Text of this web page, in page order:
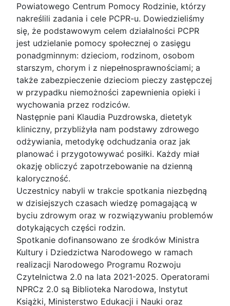
Powiatowego Centrum Pomocy Rodzinie, którzy
nakreślili zadania i cele PCPR-u. Dowiedzieliśmy
się, że podstawowym celem działalności PCPR
jest udzielanie pomocy społecznej o zasięgu
ponadgminnym: dzieciom, rodzinom, osobom
starszym, chorym i z niepełnosprawnościami; a
także zabezpieczenie dzieciom pieczy zastępczej
w przypadku niemożności zapewnienia opieki i
wychowania przez rodziców.
Następnie pani Klaudia Puzdrowska, dietetyk
kliniczny, przybliżyła nam podstawy zdrowego
odżywiania, metodykę odchudzania oraz jak
planować i przygotowywać posiłki. Każdy miał
okazję obliczyć zapotrzebowanie na dzienną
kaloryczność.
Uczestnicy nabyli w trakcie spotkania niezbędną
w dzisiejszych czasach wiedzę pomagającą w
byciu zdrowym oraz w rozwiązywaniu problemów
dotykających części rodzin.
Spotkanie dofinansowano ze środków Ministra
Kultury i Dziedzictwa Narodowego w ramach
realizacji Narodowego Programu Rozwoju
Czytelnictwa 2.0 na lata 2021-2025. Operatorami
NPRCz 2.0 są Biblioteka Narodowa, Instytut
Książki, Ministerstwo Edukacji i Nauki oraz